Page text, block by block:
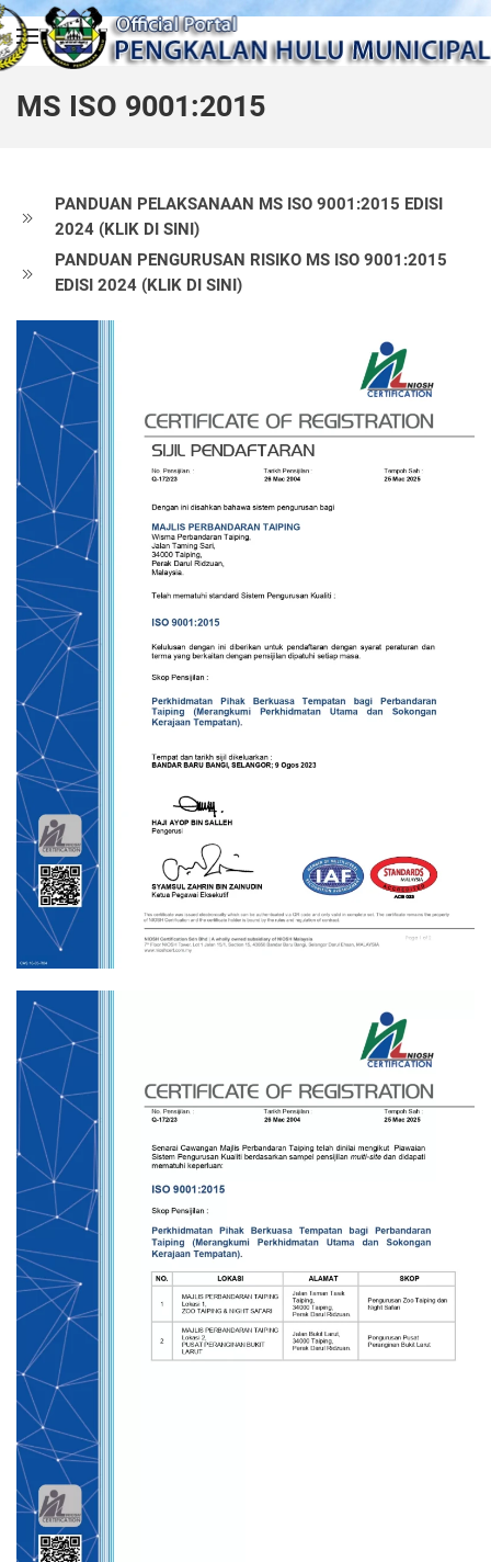
Skip to main content
MS ISO 9001:2015
PANDUAN PELAKSANAAN MS ISO 9001:2015 EDISI
2024 (KLIK DI SINI)
PANDUAN PENGURUSAN RISIKO MS ISO 9001:2015
EDISI 2024 (KLIK DI SINI)